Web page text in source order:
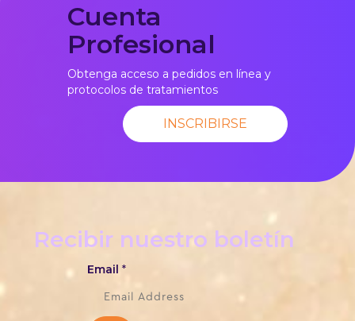
Cuenta
Profesional
Obtenga acceso a pedidos en línea y
protocolos de tratamientos
INSCRIBIRSE
Recibir nuestro boletín
Email *